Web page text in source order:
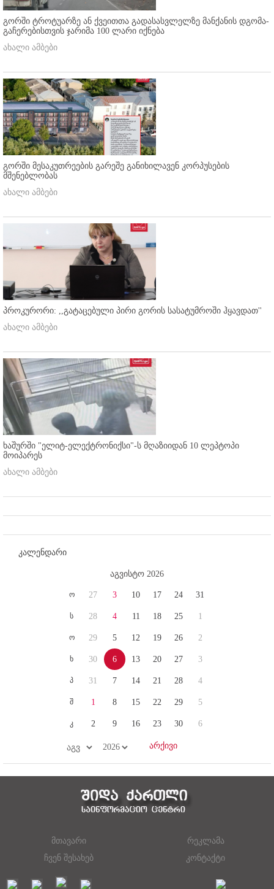
გორში ტროტუარზე ან ქვეითთა გადასასვლელზე მანქანის დგომა-
გაჩერებისთვის ჯარიმა 100 ლარი იქნება
ახალი ამბები
გორში მესაკუთრეების გარეშე განიხილავენ კორპუსების
მშენებლობას
ახალი ამბები
პროკურორი: ,,გატაცებული პირი გორის სასატუმროში ჰყავდათ''
ახალი ამბები
ხაშურში "ელიტ-ელექტრონიქსი"-ს მღაზიიდან 10 ლეპტოპი
მოიპარეს
ახალი ამბები
კალენდარი
აგვისტო 2026
ო
ს
ო
ხ
პ
შ
კ
27
28
29
30
31
1
2
3
4
5
6
7
8
9
10
11
12
13
14
15
16
17
18
19
20
21
22
23
24
25
26
27
28
29
30
31
1
2
3
4
5
6
მთავარი
რეკლამა
ჩვენ შესახებ
კონტაქტი